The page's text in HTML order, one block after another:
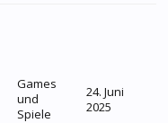
Games
und
Spiele
24. Juni
2025